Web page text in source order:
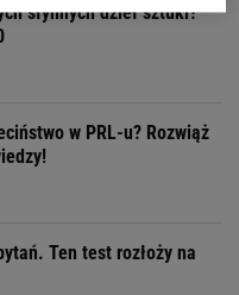
słynnych dzieł sztuki?
w PRL-u? Rozwiąż
Ten test rozłoży na